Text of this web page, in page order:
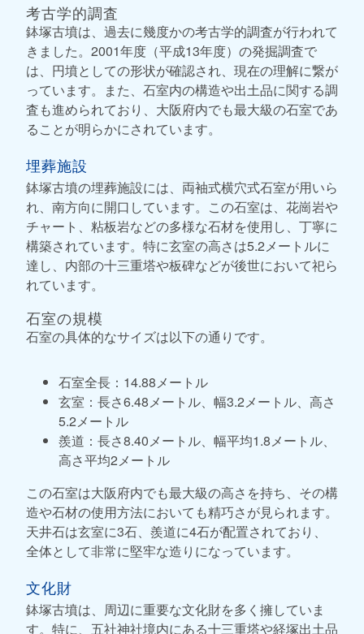
考古学的調査
鉢塚古墳は、過去に幾度かの考古学的調査が行われて
きました。2001年度（平成13年度）の発掘調査で
は、円墳としての形状が確認され、現在の理解に繋が
っています。また、石室内の構造や出土品に関する調
査も進められており、大阪府内でも最大級の石室であ
ることが明らかにされています。
埋葬施設
鉢塚古墳の埋葬施設には、両袖式横穴式石室が用いら
れ、南方向に開口しています。この石室は、花崗岩や
チャート、粘板岩などの多様な石材を使用し、丁寧に
構築されています。特に玄室の高さは5.2メートルに
達し、内部の十三重塔や板碑などが後世において祀ら
れています。
石室の規模
石室の具体的なサイズは以下の通りです。
石室全長：14.88メートル
玄室：長さ6.48メートル、幅3.2メートル、高さ
5.2メートル
羨道：長さ8.40メートル、幅平均1.8メートル、
高さ平均2メートル
この石室は大阪府内でも最大級の高さを持ち、その構
造や石材の使用方法においても精巧さが見られます。
天井石は玄室に3石、羨道に4石が配置されており、
全体として非常に堅牢な造りになっています。
文化財
鉢塚古墳は、周辺に重要な文化財を多く擁していま
す。特に、五社神社境内にある十三重塔や経塚出土品